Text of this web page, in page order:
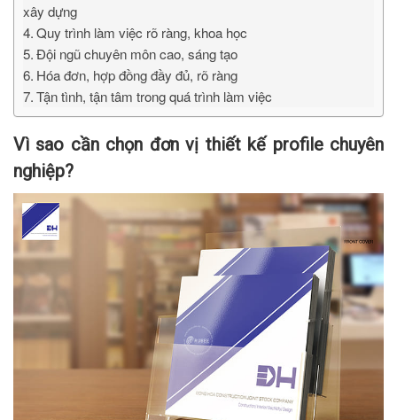
xây dựng
Quy trình làm việc rõ ràng, khoa học
Đội ngũ chuyên môn cao, sáng tạo
Hóa đơn, hợp đồng đầy đủ, rõ ràng
Tận tình, tận tâm trong quá trình làm việc
Vì sao cần chọn đơn vị thiết kế profile chuyên
nghiệp?